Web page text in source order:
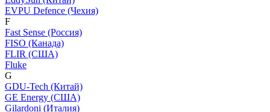
EVPU Defence (Чехия)
F
Fast Sense (Россия)
FISO (Канада)
FLIR (США)
Fluke
G
GDU-Tech (Китай)
GE Energy (США)
Gilardoni (Италия)